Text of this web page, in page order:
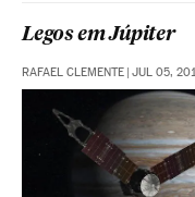
Legos em Júpiter
RAFAEL CLEMENTE | JUL 05,